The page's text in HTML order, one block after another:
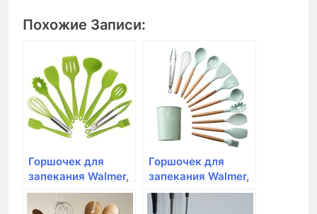
Похожие Записи:
Горшочек для
запекания Walmer,
Classic, глубокий,
250мл
Горшочек для
запекания Walmer,
Classic, с ручкой,
8см